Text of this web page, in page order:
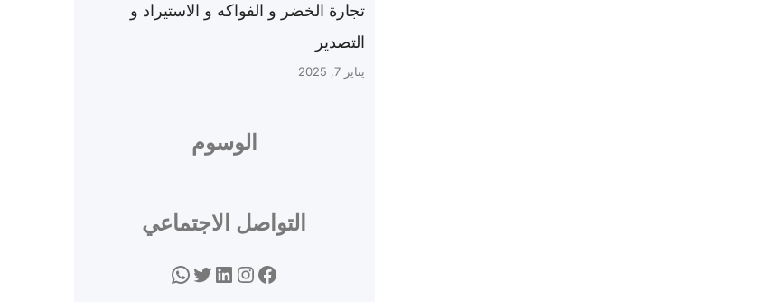
تجارة الخضر و الفواكه و الاستيراد و
التصدير
يناير 7, 2025
الوسوم
التواصل الاجتماعي
Facebook
Instagram
LinkedIn
Twitter
WhatsApp